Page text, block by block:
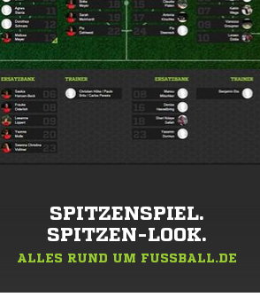
SPITZENSPIEL.
SPITZEN-LOOK.
ALLES RUND UM FUSSBALL.DE